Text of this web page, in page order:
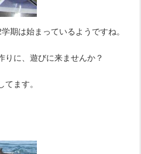
期は始まっているようですね。
りに、遊びに来ませんか？
ます。